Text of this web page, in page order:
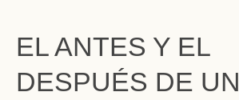
EL ANTES Y EL
DESPUÉS DE UN